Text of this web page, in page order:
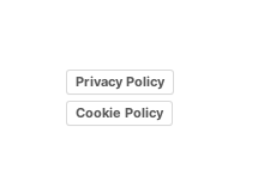
Privacy Policy
Cookie Policy